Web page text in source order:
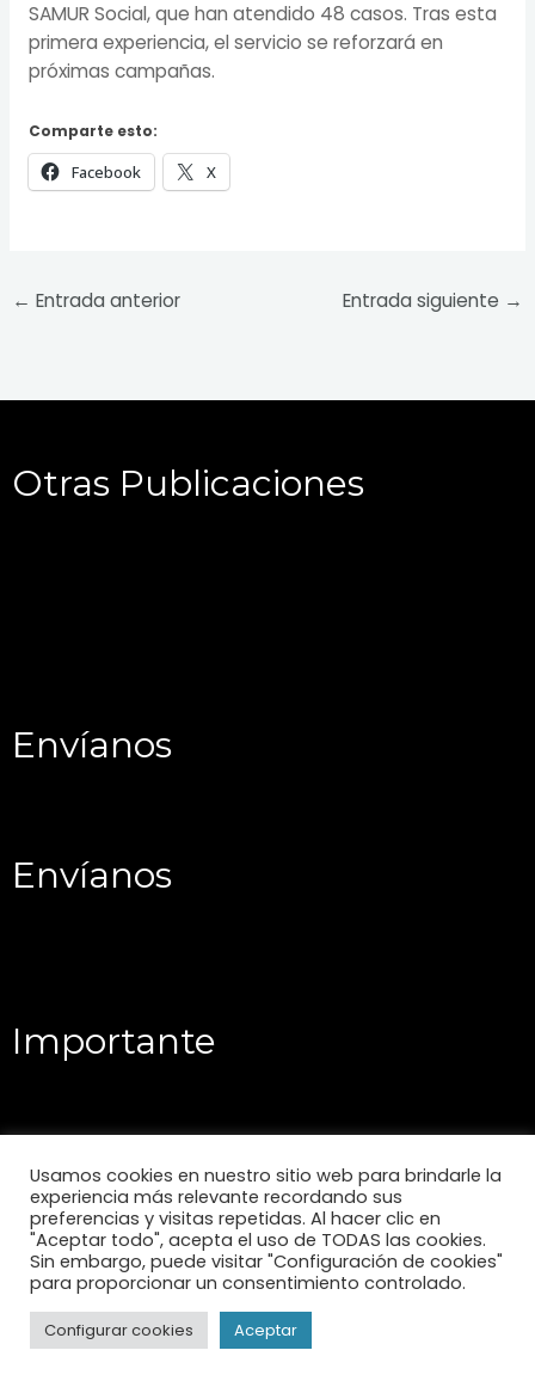
SAMUR Social, que han atendido 48 casos. Tras esta
primera experiencia, el servicio se reforzará en
próximas campañas.
Comparte esto:
Facebook X
← Entrada anterior Entrada siguiente →
Otras Publicaciones
Envíanos
Envíanos
Importante
Usamos cookies en nuestro sitio web para brindarle la
experiencia más relevante recordando sus
preferencias y visitas repetidas. Al hacer clic en
"Aceptar todo", acepta el uso de TODAS las cookies.
Sin embargo, puede visitar "Configuración de cookies"
para proporcionar un consentimiento controlado.
Configurar cookies Aceptar